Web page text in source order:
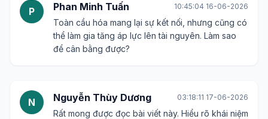
P Phan Minh Tuấn 10:45:04 16-06-2026
Toàn cầu hóa mang lại sự kết nối, nhưng cũng có
thể làm gia tăng áp lực lên tài nguyên. Làm sao
để cân bằng được?
N Nguyễn Thùy Dương 03:18:11 17-06-2026
Rất mong được đọc bài viết này. Hiểu rõ khái niệm